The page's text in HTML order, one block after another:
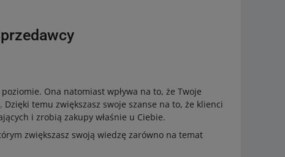
Ona natomiast wpływa na to, że Twoje
. Dzięki temu zwiększasz swoje szanse na to, że klienci
i zrobią zakupy właśnie u Ciebie.
zwiększasz swoją wiedzę zarówno na temat